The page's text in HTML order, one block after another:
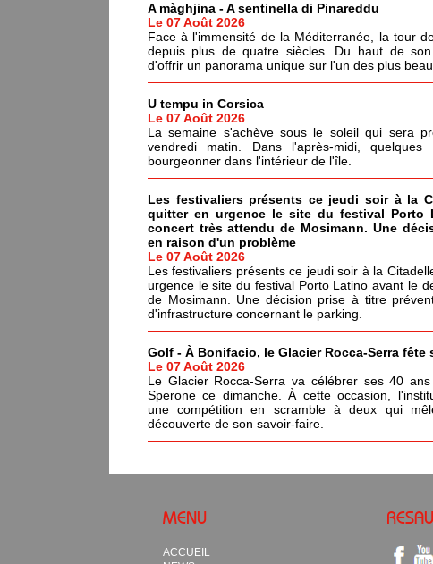
A màghjina - A sentinella di Pinareddu
Le 07 Août 2026
Face à l'immensité de la Méditerranée, la tour
depuis plus de quatre siècles. Du haut de
d'offrir un panorama unique sur l'un des plus
U tempu in Corsica
Le 07 Août 2026
La semaine s'achève sous le soleil qui sera
vendredi matin. Dans l'après-midi, quelques
bourgeonner dans l'intérieur de l'île.
Les festivaliers présents ce jeudi soir à la
quitter en urgence le site du festival Porto
concert très attendu de Mosimann. Une
en raison d'un problème
Le 07 Août 2026
Les festivaliers présents ce jeudi soir à la
urgence le site du festival Porto Latino avant le
de Mosimann. Une décision prise à titre
d'infrastructure concernant le parking.
Golf - À Bonifacio, le Glacier Rocca-Serra fête
Le 07 Août 2026
Le Glacier Rocca-Serra va célébrer ses 40
Sperone ce dimanche. À cette occasion,
une compétition en scramble à deux qui
découverte de son savoir-faire.
MENU
ACCUEIL